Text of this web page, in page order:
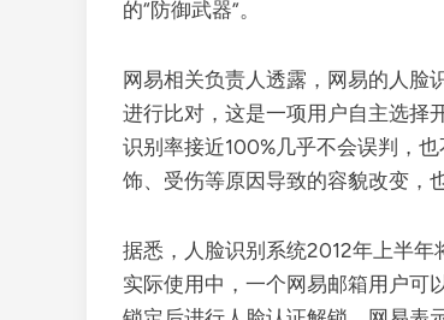
的“防御武器”。
网易相关负责人透露，网易的人脸
进行比对，这是一项用户自主选择
识别率接近100%几乎不会误判，
饰、受伤等原因导致的容貌改变，
据悉，人脸识别系统2012年上半
实际使用中，一个网易邮箱用户可